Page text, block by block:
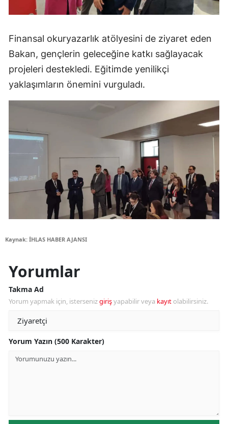
Finansal okuryazarlık atölyesini de ziyaret eden
Bakan, gençlerin geleceğine katkı sağlayacak
projeleri destekledi. Eğitimde yenilikçi
yaklaşımların önemini vurguladı.
Kaynak: İHLAS HABER AJANSI
Yorumlar
Takma Ad
Yorum yapmak için, istersenizgirişyapabilir veya kayıt olabilirsiniz.
Yorum Yazın (500 Karakter)